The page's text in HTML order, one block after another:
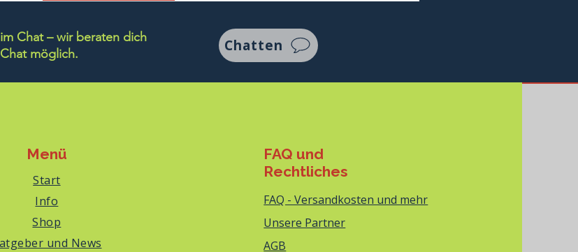
Chat – wir beraten dich
möglich. Chatten
Menü
Start
Info
Shop
und News
FAQ und
Rechtliches
FAQ - Versandkosten und mehr
Unsere Partner
AGB